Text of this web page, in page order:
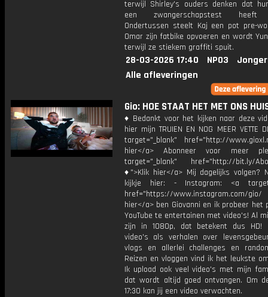
terwijl Shirley's ouders denken dat
een zwangerschapstest heeft
Ondertussen steelt Kaj een pot pre-
Omar zijn fatbike opvoeren en wordt
terwijl ze stiekem graffiti spuit.
28-03-2026 17:40 NPO3
Alle afleveringen
Gio: HOE STAAT HET MET ONS
♦ Bedankt voor het kijken naar deze
hier mijn TRUIEN EN NOG MEER VETTE
target="_blank" href="http://
hier</a> Abonneer voor meer
target="_blank" href="http://bit.ly/
♦">Klik hier</a> Mij dagelijks volgen?
kijkje hier: - Instagram: <a
href="https://www.instagram.com/
hier</a> ben Giovanni en ik probeer het
YouTube te entertainen met video's! Al
zijn in 1080p, dat betekent dus HD!
video's als verhalen over
vlogs en allerlei challenges en
Reizen en vloggen vind ik het leukste
Ik upload ook veel video's met mijn
dat wordt altijd goed ontvangen. Om
17:30 kan jij een video verwachten.